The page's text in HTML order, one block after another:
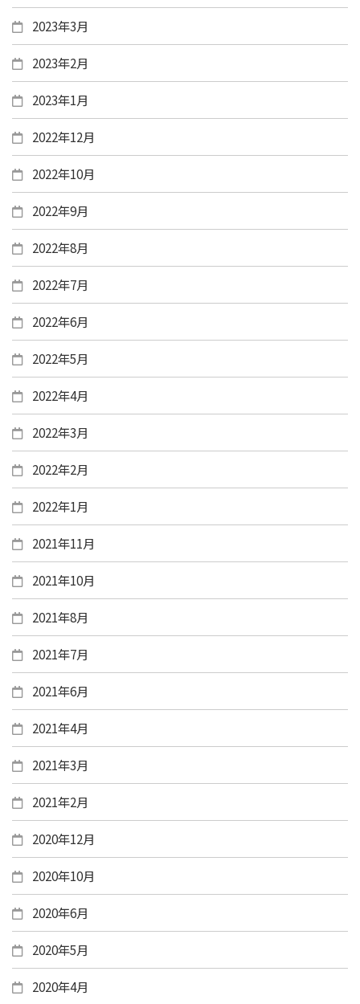
2023年3月
2023年2月
2023年1月
2022年12月
2022年10月
2022年9月
2022年8月
2022年7月
2022年6月
2022年5月
2022年4月
2022年3月
2022年2月
2022年1月
2021年11月
2021年10月
2021年8月
2021年7月
2021年6月
2021年4月
2021年3月
2021年2月
2020年12月
2020年10月
2020年6月
2020年5月
2020年4月